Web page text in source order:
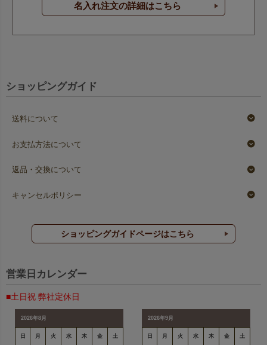
名入れ注文の詳細はこちら
ショッピングガイド
送料について
お支払方法について
返品・交換について
キャンセルポリシー
ショッピングガイドページはこちら
営業日カレンダー
■土日祝 弊社定休日
2026年8月
日 月 火 水 木 金 土
2026年9月
日 月 火 水 木 金 土